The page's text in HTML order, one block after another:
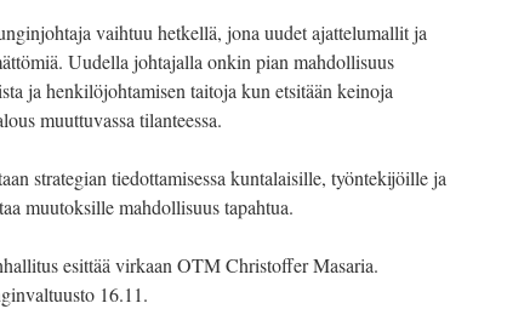
vaihtuu hetkellä, jona uudet ajattelumallit ja
Uudella johtajalla onkin pian mahdollisuus
ja henkilöjohtamisen taitoja kun etsitään keinoja
muuttuvassa tilanteessa.
strategian tiedottamisessa kuntalaisille, työntekijöille ja
muutoksille mahdollisuus tapahtua.
esittää virkaan OTM Christoffer Masaria.
16.11.